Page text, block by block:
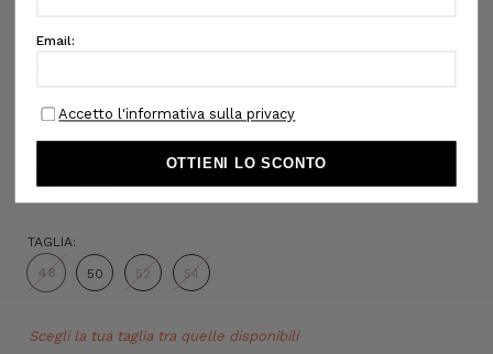
TAGLIA:
48
50 52 54
Only
Scegli la tua taglia tra quelle disponibili